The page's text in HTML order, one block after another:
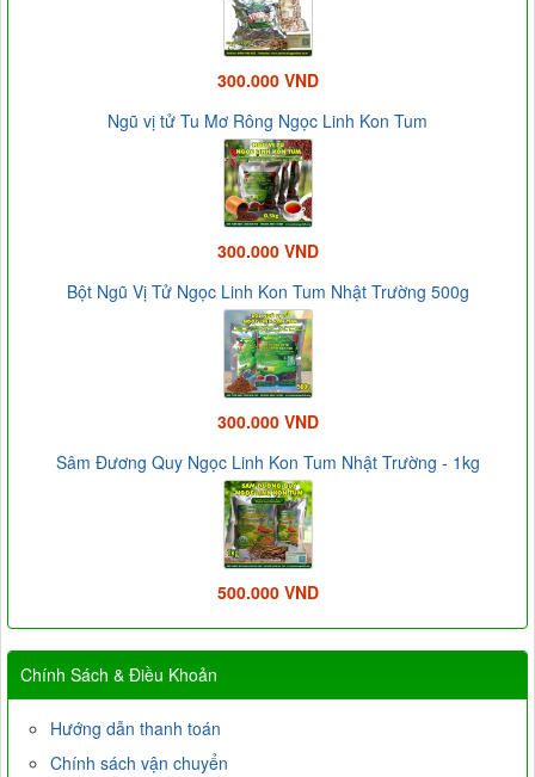
300.000 VND
Ngũ vị tử Tu Mơ Rông Ngọc Linh Kon Tum
300.000 VND
Bột Ngũ Vị Tử Ngọc Linh Kon Tum Nhật Trường 500g
300.000 VND
Sâm Đương Quy Ngọc Linh Kon Tum Nhật Trường - 1kg
500.000 VND
Chính Sách & Điều Khoản
Hướng dẫn thanh toán
Chính sách vận chuyển